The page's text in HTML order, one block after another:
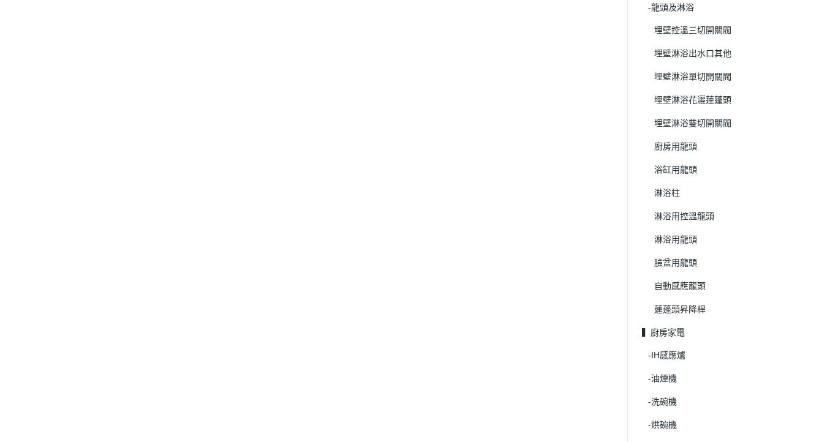
-龍頭及淋浴
埋壁控溫三切開關閥
埋壁淋浴出水口其他
埋壁淋浴單切開關閥
埋壁淋浴花灑蓮蓬頭
埋壁淋浴雙切開關閥
廚房用龍頭
浴缸用龍頭
淋浴柱
淋浴用控溫龍頭
淋浴用龍頭
臉盆用龍頭
自動感應龍頭
蓮蓬頭昇降桿
▍廚房家電
-IH感應爐
-油煙機
-洗碗機
-烘碗機